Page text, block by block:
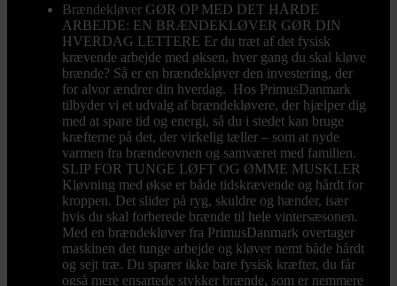
Brændekløver GØR OP MED DET HÅRDE
ARBEJDE: EN BRÆNDEKLØVER GØR DIN
HVERDAG LETTERE Er du træt af det fysisk
krævende arbejde med øksen, hver gang du skal kløve
brænde? Så er en brændekløver den investering, der
for alvor ændrer din hverdag. Hos PrimusDanmark
tilbyder vi et udvalg af brændekløvere, der hjælper dig
med at spare tid og energi, så du i stedet kan bruge
kræfterne på det, der virkelig tæller – som at nyde
varmen fra brændeovnen og samværet med familien.
SLIP FOR TUNGE LØFT OG ØMME MUSKLER
Kløvning med økse er både tidskrævende og hårdt for
kroppen. Det slider på ryg, skuldre og hænder, især
hvis du skal forberede brænde til hele vintersæsonen.
Med en brændekløver fra PrimusDanmark overtager
maskinen det tunge arbejde og kløver nemt både hårdt
og sejt træ. Du sparer ikke bare fysisk kræfter, du får
også mere ensartede stykker brænde, som er nemmere